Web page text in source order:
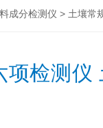
成分检测仪 > 土壤常
项检测仪